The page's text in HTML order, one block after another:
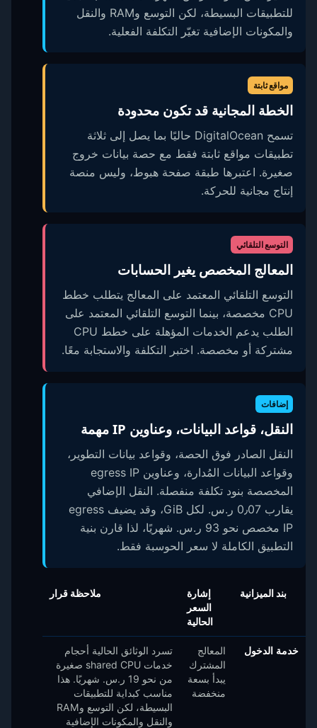
للتطبيقات البسيطة، لكن التوسع وRAM والنقل
والمكونات الإضافية تغيّر التكلفة الفعلية.
مواقع ثابتة
الخطة المجانية قد تكون محدودة
تسمح DigitalOcean حاليًا بما يصل إلى ثلاثة
تطبيقات مواقع ثابتة فقط مع حصة بيانات خروج
صغيرة. اعتبرها طبقة صفحة هبوط، وليس منصة
إنتاج مجانية للحركة.
التوسع التلقائي
المعالج المخصص يغير الحسابات
التوسع التلقائي المعتمد على المعالج يتطلب خطط
CPU مخصصة، بينما التوسع التلقائي المعتمد على
الطلب يدعم الخدمات المؤهلة على خطط CPU
مشتركة أو مخصصة. اختبر التكلفة والاستجابة معًا.
إضافات
النقل، قواعد البيانات، وعناوين IP مهمة
النقل الصادر فوق الحصة، وقواعد بيانات التطوير،
وقواعد البيانات المُدارة، وعناوين egress IP
المخصصة بنود تكلفة منفصلة. النقل الإضافي
يقارب 0٫07 ر.س.‏ لكل GiB، وقد يضيف egress
IP مخصص نحو 93 ر.س.‏ شهريًا، لذا قارن بنية
التطبيق الكاملة لا سعر الحوسبة فقط.
بند الميزانية
إشارة
السعر
الحالية
ملاحظة قرار
خدمة الدخول
المعالج
المشترك
يبدأ بسعة
منخفضة
تسرد الوثائق الحالية أحجام
خدمات shared CPU صغيرة
من نحو 19 ر.س.‏ شهريًا. هذا
مناسب كبداية للتطبيقات
البسيطة، لكن التوسع وRAM
والنقل والمكونات الإضافية